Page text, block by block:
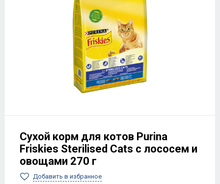
Сухой корм для котов Purina
Friskies Sterilised Cats с лососем и
овощами 270 г
Добавить в избранное